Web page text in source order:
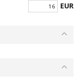
EUR